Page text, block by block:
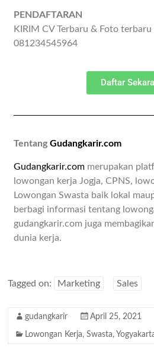
PENDAFTARAN
KIRIM CV Terbaru & Foto
081234545964
Daftar
TentangGudangkarir.com
Gudangkarir.com merupakan
lowongan kerja Jogja, CPNS,
Lowongan Swasta baik lokal
berbagi informasi tentang
gudangkarir.com juga
dunia kerja.
Tagged on: Marketing Sales
gudangkarir April 25, 2021
Lowongan Kerja,Swasta,